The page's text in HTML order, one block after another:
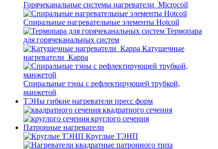
Горячеканальные системы нагреватели_Microcoil
Спиральные нагревательные элементы Hotcoil
Термопара
для горячеканальных систем
Катушечные
нагреватели_Карра
Спиральные тэны с рефлектирующей трубкой,
манжетой
ТЭНы гибкие нагреватели пресс форм
квадратного сечения
круглого сечения
Патронные нагреватели
Круглые ТЭНП